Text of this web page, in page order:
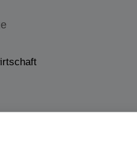
Instandhaltung von